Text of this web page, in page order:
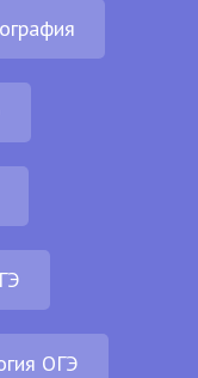
ОГЭ